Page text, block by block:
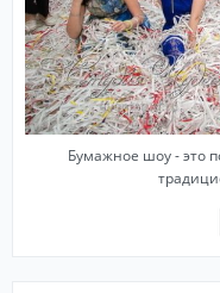
Бумажное шоу - это